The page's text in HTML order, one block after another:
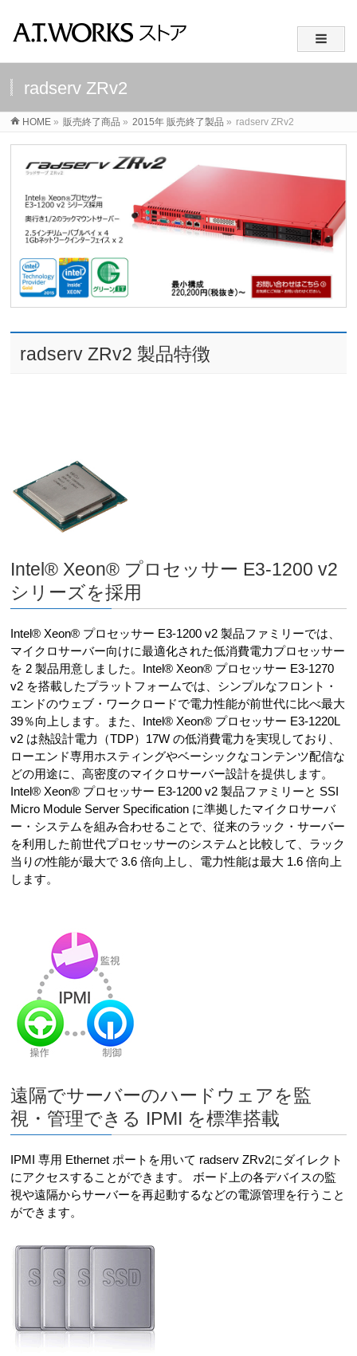
radserv ZRv2
HOME » 販売終了商品 » 2015年 販売終了製品 » radserv ZRv2
radserv ZRv2 製品特徴
Intel® Xeon® プロセッサー E3-1200 v2
シリーズを採用
Intel® Xeon® プロセッサー E3-1200 v2 製品ファミリーでは、
マイクロサーバー向けに最適化された低消費電力プロセッサー
を 2 製品用意しました。Intel® Xeon® プロセッサー E3-1270
v2 を搭載したプラットフォームでは、シンプルなフロント・
エンドのウェブ・ワークロードで電力性能が前世代に比べ最大
39％向上します。また、Intel® Xeon® プロセッサー E3-1220L
v2 は熱設計電力（TDP）17W の低消費電力を実現しており、
ローエンド専用ホスティングやベーシックなコンテンツ配信な
どの用途に、高密度のマイクロサーバー設計を提供します。
Intel® Xeon® プロセッサー E3-1200 v2 製品ファミリーと SSI
Micro Module Server Specification に準拠したマイクロサーバ
ー・システムを組み合わせることで、従来のラック・サーバー
を利用した前世代プロセッサーのシステムと比較して、ラック
当りの性能が最大で 3.6 倍向上し、電力性能は最大 1.6 倍向上
します。
遠隔でサーバーのハードウェアを監
視・管理できる IPMI を標準搭載
IPMI 専用 Ethernet ポートを用いて radserv ZRv2にダイレクト
にアクセスすることができます。 ボード上の各デバイスの監
視や遠隔からサーバーを再起動するなどの電源管理を行うこと
ができます。